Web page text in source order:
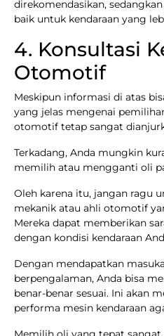
direkomendasikan,
baik untuk kendaraan yang
4. Konsultasi
Otomotif
Meskipun informasi di atas
yang jelas mengenai
otomotif tetap sangat
Terkadang, Anda mungkin
memilih atau mengganti oli
Oleh karena itu, jangan ragu
mekanik atau ahli otomotif
Mereka dapat memberikan
dengan kondisi kendaraan
Dengan mendapatkan
berpengalaman, Anda bisa
benar-benar sesuai. Ini akan
performa mesin kendaraan